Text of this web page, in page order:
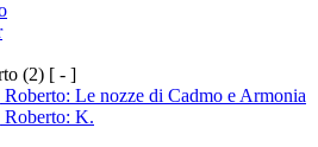
(2) [ - ]
Roberto: Le nozze di Cadmo e Armonia
Roberto: K.